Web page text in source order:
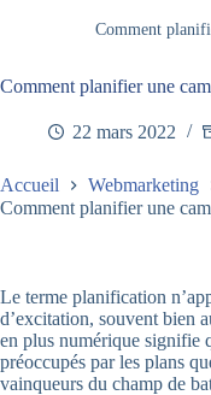
Comment
Comment planifier une
22 mars 2022
Accueil
Webmarketing
Comment planifier une
Le terme planification
d’excitation, souvent bien
en plus numérique signifie
préoccupés par les plans
vainqueurs du champ de